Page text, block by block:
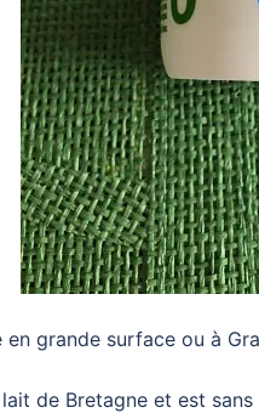
en grande surface ou à
de Bretagne et est sans